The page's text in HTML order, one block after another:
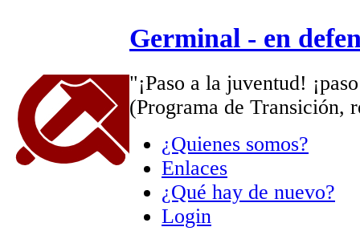
Germinal - en
"¡Paso a la juventud!
(Programa de Transición,
¿Quienes somos?
Enlaces
¿Qué hay de nuevo?
Login